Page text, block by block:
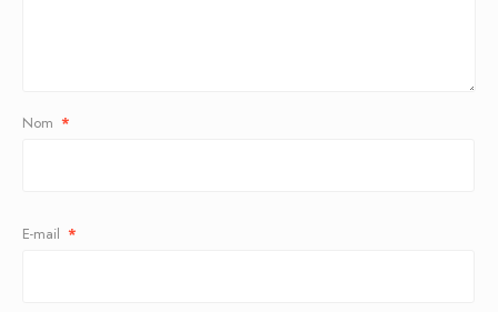
Nom *
E-mail *